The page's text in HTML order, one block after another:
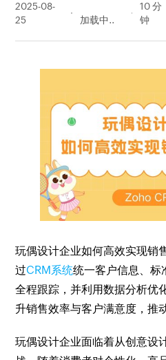
2025-08-
25
量
10 分
钟
玩偶设计企业如何高效实现销
过CRM系统统一客户信息、标
全程跟踪，并利用数据分析优
升销售效率与客户满意度，推
玩偶设计企业面临着从创意设